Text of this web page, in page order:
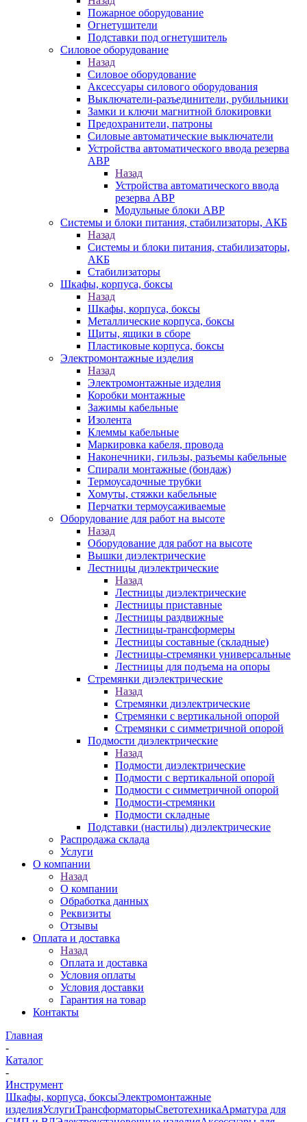
Пожарное оборудование
Огнетушители
Подставки под огнетушитель
Силовое оборудование
Назад
Силовое оборудование
Аксессуары силового оборудования
Выключатели-разъединители, рубильники
Замки и ключи магнитной блокировки
Предохранители, патроны
Силовые автоматические выключатели
Устройства автоматического ввода резерва
АВР
Назад
Устройства автоматического ввода
резерва АВР
Модульные блоки АВР
Системы и блоки питания, стабилизаторы, АКБ
Назад
Системы и блоки питания, стабилизаторы,
АКБ
Стабилизаторы
Шкафы, корпуса, боксы
Назад
Шкафы, корпуса, боксы
Металлические корпуса, боксы
Щиты, ящики в сборе
Пластиковые корпуса, боксы
Электромонтажные изделия
Назад
Электромонтажные изделия
Коробки монтажные
Зажимы кабельные
Изолента
Клеммы кабельные
Маркировка кабеля, провода
Наконечники, гильзы, разъемы кабельные
Спирали монтажные (бондаж)
Термоусадочные трубки
Хомуты, стяжки кабельные
Перчатки термоусаживаемые
Оборудование для работ на высоте
Назад
Оборудование для работ на высоте
Вышки диэлектрические
Лестницы диэлектрические
Назад
Лестницы диэлектрические
Лестницы приставные
Лестницы раздвижные
Лестницы-трансформеры
Лестницы составные (складные)
Лестницы-стремянки универсальные
Лестницы для подъема на опоры
Стремянки диэлектрические
Назад
Стремянки диэлектрические
Стремянки с вертикальной опорой
Стремянки с симметричной опорой
Подмости диэлектрические
Назад
Подмости диэлектрические
Подмости с вертикальной опорой
Подмости с симметричной опорой
Подмости-стремянки
Подмости складные
Подставки (настилы) диэлектрические
Распродажа склада
Услуги
О компании
Назад
О компании
Обработка данных
Реквизиты
Отзывы
Оплата и доставка
Назад
Оплата и доставка
Условия оплаты
Условия доставки
Гарантия на товар
Контакты
Главная
-
Каталог
-
Инструмент
Шкафы, корпуса, боксыЭлектромонтажные
изделияУслугиТрансформаторыСветотехникаАрматура для